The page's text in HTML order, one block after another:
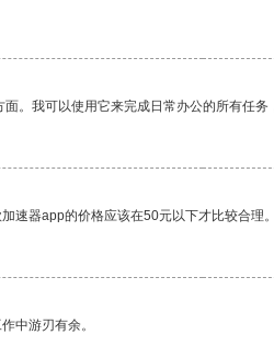
。我可以使用它来完成日常办公的所有任务
速器app的价格应该在50元以下才比较合理。
中游刃有余。